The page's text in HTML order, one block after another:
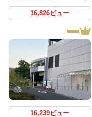
16,826ビュー
16,239ビュー